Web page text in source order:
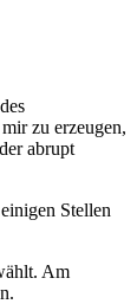
zu erzeugen,
abrupt
Stellen
Am